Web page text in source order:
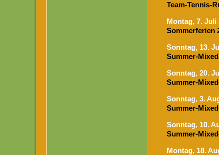
Team-Tennis-
Montag, 7. Juli
Sommerferien
Sonntag, 13.
Summer-
Sonntag, 20.
Summer-
Sonntag, 3.
Summer-
Sonntag, 10.
Summer-
Montag, 18.